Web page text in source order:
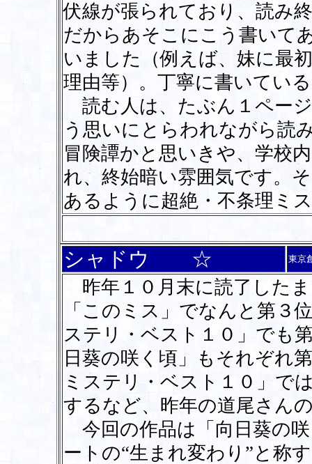
伏線が張られており、読み
だからあそこにこう書いて
いました（例えば、妹に最
理由等）。丁寧に書いてい
読む人は、たぶん１ペー
う思いにとらわれながら読
冒険譚かと思いきや、学校
れ、終始暗い雰囲気です。
あるように超絶・不条理ミ
シャドウ ☆ 東京
昨年１０月末に読了した
「このミス」でなんと第３
ステリ・ベスト１０」でも
日葵の咲く頃」もそれぞれ
ミステリ・ベスト１０」で
するなど、昨年の道尾さん
今回の作品は「向日葵の
ートの“生まれ変わり”と称